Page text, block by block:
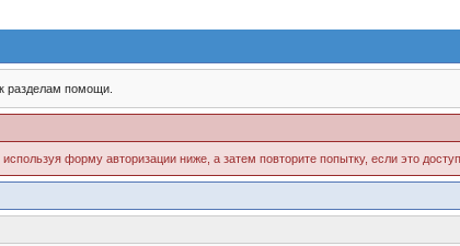
разделам помощи.
форму авторизации ниже, а затем повторите попытку, если это